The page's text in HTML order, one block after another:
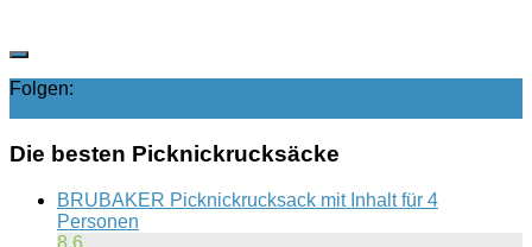
Folgen:
Die besten Picknickrucksäcke
BRUBAKER Picknickrucksack mit Inhalt für 4
Personen
8.6